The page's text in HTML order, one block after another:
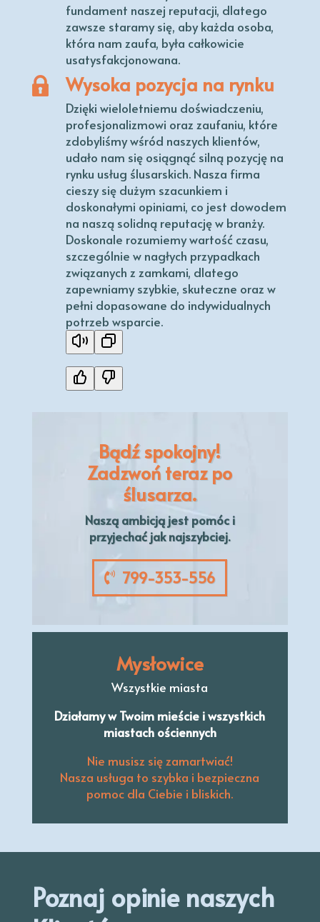
fundament naszej reputacji, dlatego
zawsze staramy się, aby każda osoba,
która nam zaufa, była całkowicie
usatysfakcjonowana.
Wysoka pozycja na rynku
Dzięki wieloletniemu doświadczeniu,
profesjonalizmowi oraz zaufaniu, które
zdobyliśmy wśród naszych klientów,
udało nam się osiągnąć silną pozycję na
rynku usług ślusarskich. Nasza firma
cieszy się dużym szacunkiem i
doskonałymi opiniami, co jest dowodem
na naszą solidną reputację w branży.
Doskonale rozumiemy wartość czasu,
szczególnie w nagłych przypadkach
związanych z zamkami, dlatego
zapewniamy szybkie, skuteczne oraz w
pełni dopasowane do indywidualnych
potrzeb wsparcie.
Bądź spokojny!
Zadzwoń teraz po
ślusarza.
Naszą ambicją jest pomóc i
przyjechać jak najszybciej.
799-353-556
Mysłowice
Wszystkie miasta
Działamy w Twoim mieście i wszystkich
miastach ościennych
Nie musisz się zamartwiać!
Nasza usługa to szybka i bezpieczna
pomoc dla Ciebie i bliskich.
Poznaj opinie naszych